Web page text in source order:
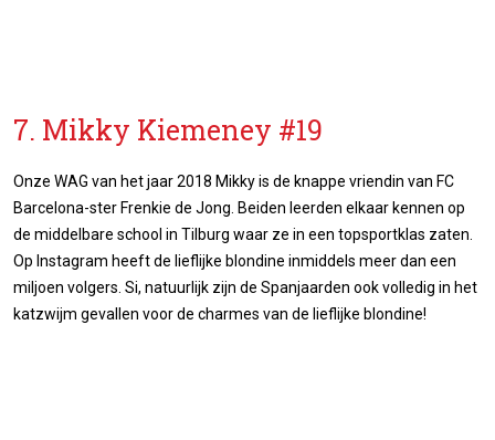
7. Mikky Kiemeney #19
Onze WAG van het jaar 2018 Mikky is de knappe vriendin van FC
Barcelona-ster Frenkie de Jong. Beiden leerden elkaar kennen op
de middelbare school in Tilburg waar ze in een topsportklas zaten.
Op Instagram heeft de lieflijke blondine inmiddels meer dan een
miljoen volgers. Si, natuurlijk zijn de Spanjaarden ook volledig in het
katzwijm gevallen voor de charmes van de lieflijke blondine!